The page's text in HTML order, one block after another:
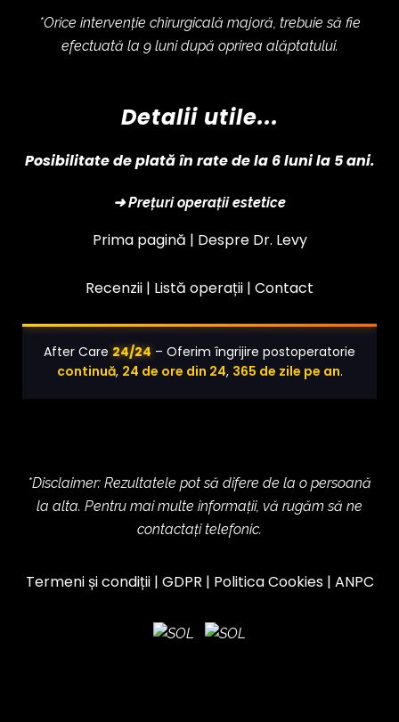
*Orice intervenție chirurgicală majoră, trebuie să fie
efectuată la 9 luni după oprirea alăptatului.
Detalii utile...
Posibilitate de plată în rate de la 6 luni la 5 ani.
➜ Prețuri operații estetice
Prima pagină | Despre Dr. Levy
Recenzii | Listă operații | Contact
After Care 24/24 – Oferim îngrijire postoperatorie
continuă, 24 de ore din 24, 365 de zile pe an.
*Disclaimer: Rezultatele pot să difere de la o persoană
la alta. Pentru mai multe informații, vă rugăm să ne
contactați telefonic.
Termeni și condiții| GDPR | Politica Cookies| ANPC